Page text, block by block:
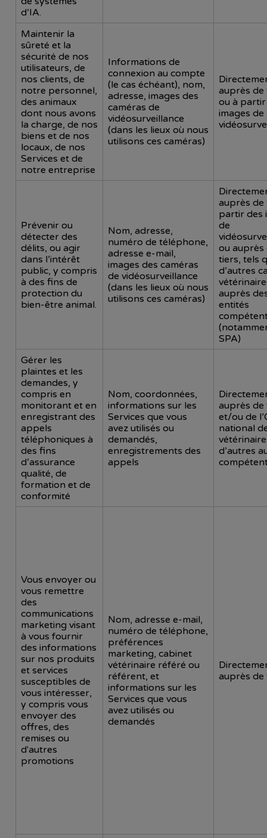
d’IA.
Maintenir la
sûreté et la
sécurité de nos
utilisateurs, de
nos clients, de
notre personnel,
des animaux
dont nous avons
la charge, de nos
biens et de nos
locaux, de nos
Services et de
notre entreprise
Informations de
connexion au compte
(le cas échéant), nom,
adresse, images des
caméras de
vidéosurveillance
(dans les lieux où nous
utilisons ces caméras)
auprès de
ou à
images de
Prévenir ou
détecter des
délits, ou agir
dans l’intérêt
public, y compris
à des fins de
protection du
bien-être animal.
Nom, adresse,
numéro de téléphone,
adresse e-mail,
images des caméras
de vidéosurveillance
(dans les lieux où nous
utilisons ces caméras)
auprès de
partir des
de
ou auprès
tiers, tels
d’autres
auprès
entités
SPA)
Gérer les
plaintes et les
demandes, y
compris en
monitorant et en
enregistrant des
appels
téléphoniques à
des fins
d’assurance
qualité, de
formation et de
conformité
Nom, coordonnées,
informations sur les
Services que vous
avez utilisés ou
demandés,
enregistrements des
appels
auprès de
et/ou de
national
d’autres
Vous envoyer ou
vous remettre
des
communications
marketing visant
à vous fournir
des informations
sur nos produits
et services
susceptibles de
vous intéresser,
y compris vous
envoyer des
offres, des
remises ou
d'autres
promotions
Nom, adresse e-mail,
numéro de téléphone,
préférences
marketing, cabinet
vétérinaire référé ou
référent, et
informations sur les
Services que vous
avez utilisés ou
demandés
auprès de